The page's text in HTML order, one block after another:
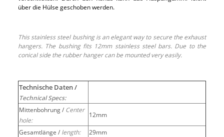
über die Hülse geschoben werden.
This stainless steel bushing is an elegant way to secure the exhaust
hangers. The bushing fits 12mm stainless steel bars. Due to the
conical side the rubber hanger can be mounted very easily.
Technische Daten /
Technical Specs:
Mittenbohrung / Center
hole:
12mm
Gesamtlänge / length:
29mm